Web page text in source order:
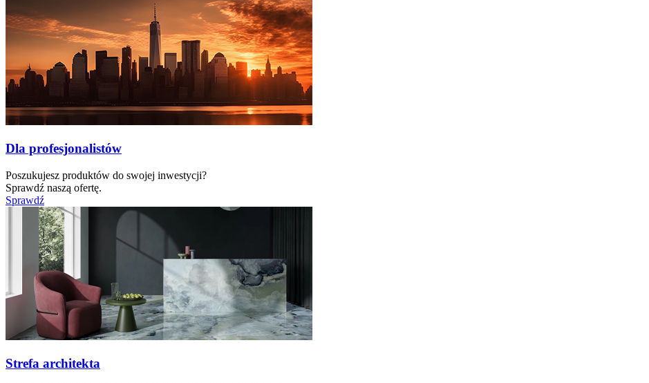
Dla profesjonalistów
Poszukujesz produktów do swojej inwestycji?
Sprawdź naszą ofertę.
Sprawdź
Strefa architekta